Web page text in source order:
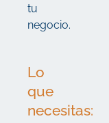
tu
negocio.
Lo
que
necesitas: